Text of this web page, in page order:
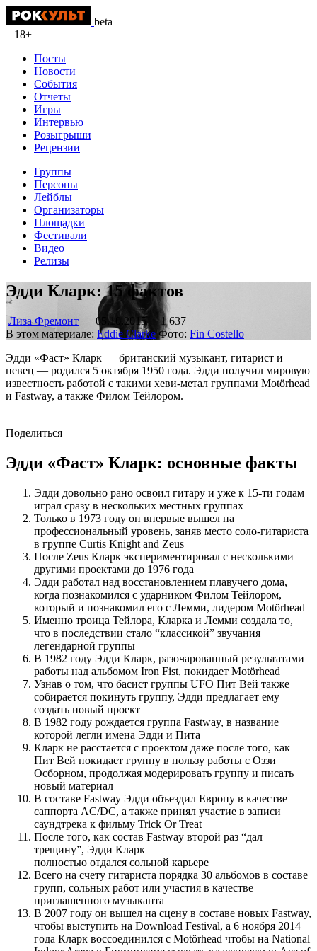
beta
18+
Посты
Новости
События
Отчеты
Игры
Интервью
Розыгрыши
Рецензии
Группы
Персоны
Лейблы
Организаторы
Площадки
Фестивали
Видео
Релизы
Эдди Кларк: 15 фактов
Лиза Фремонт 05.10.2015
1 637
В этом материале: Eddie Clarke Фото: Fin Costello
Эдди «Фаст» Кларк — британский музыкант, гитарист и
певец — родился 5 октября 1950 года. Эдди получил мировую
известность работой с такими хеви-метал группами Motörhead
и Fastway, а также Филом Тейлором.
Поделиться
Эдди «Фаст» Кларк: основные факты
Эдди довольно рано освоил гитару и уже к 15-ти годам
играл сразу в нескольких местных группах
Только в 1973 году он впервые вышел на
профессиональный уровень, заняв место соло-гитариста
в группе Curtis Knight and Zeus
После Zeus Кларк экспериментировал с несколькими
другими проектами до 1976 года
Эдди работал над восстановлением плавучего дома,
когда познакомился с ударником Филом Тейлором,
который и познакомил его с Лемми, лидером Motörhead
Именно троица Тейлора, Кларка и Лемми создала то,
что в последствии стало “классикой” звучания
легендарной группы
В 1982 году Эдди Кларк, разочарованный результатами
работы над альбомом Iron Fist, покидает Motörhead
Узнав о том, что басист группы UFO Пит Вей также
собирается покинуть группу, Эдди предлагает ему
создать новый проект
В 1982 году рождается группа Fastway, в название
которой легли имена Эдди и Пита
Кларк не расстается с проектом даже после того, как
Пит Вей покидает группу в пользу работы с Оззи
Осборном, продолжая модерировать группу и писать
новый материал
В составе Fastway Эдди объездил Европу в качестве
саппорта AC/DC, а также принял участие в записи
саундтрека к фильму Trick Or Treat
После того, как состав Fastway второй раз “дал
трещину”, Эдди Кларк
полностью отдался сольной карьере
Всего на счету гитариста порядка 30 альбомов в составе
групп, сольных работ или участия в качестве
приглашенного музыканта
В 2007 году он вышел на сцену в составе новых Fastway,
чтобы выступить на Download Festival, а 6 ноября 2014
года Кларк воссоединился с Motörhead чтобы на National